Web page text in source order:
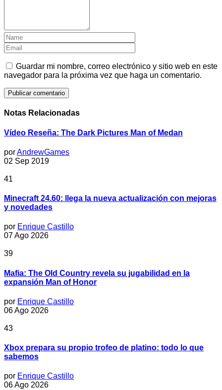
Guardar mi nombre, correo electrónico y sitio web en este
navegador para la próxima vez que haga un comentario.
Notas Relacionadas
Vídeo Reseña: The Dark Pictures Man of Medan
porAndrewGames
02 Sep 2019
41
Minecraft 24.60: llega la nueva actualización con mejoras
y novedades
por Enrique Castillo
07 Ago 2026
39
Mafia: The Old Country revela su jugabilidad en la
expansión Man of Honor
por Enrique Castillo
06 Ago 2026
43
Xbox prepara su propio trofeo de platino: todo lo que
sabemos
por Enrique Castillo
06 Ago 2026